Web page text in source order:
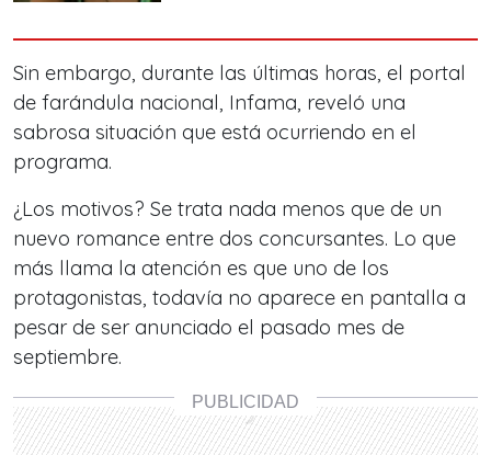
Sin embargo, durante las últimas horas, el portal
de farándula nacional, Infama, reveló una
sabrosa situación que está ocurriendo en el
programa.
¿Los motivos? Se trata nada menos que de un
nuevo romance entre dos concursantes. Lo que
más llama la atención es que uno de los
protagonistas, todavía no aparece en pantalla a
pesar de ser anunciado el pasado mes de
septiembre.